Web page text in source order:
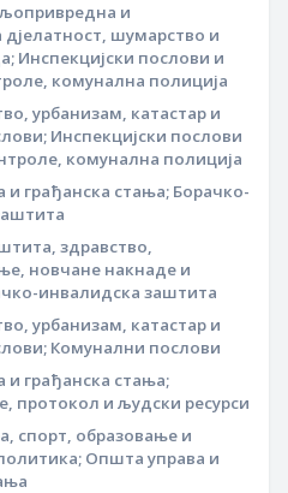
и
дјелатност, шумарство и
Инспекцијски послови и
комунална полиција
урбанизам, катастар и
Инспекцијски послови
комунална полиција
грађанска стања; Борачко-
здравство,
новчане накнаде и
инвалидска заштита
урбанизам, катастар и
Комунални послови
грађанска стања;
протокол и људски ресурси
спорт, образовање и
Општа управа и